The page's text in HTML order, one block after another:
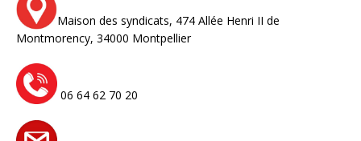
Maison des syndicats, 474 Allée Henri II de
Montmorency, 34000 Montpellier
06 64 62 70 20